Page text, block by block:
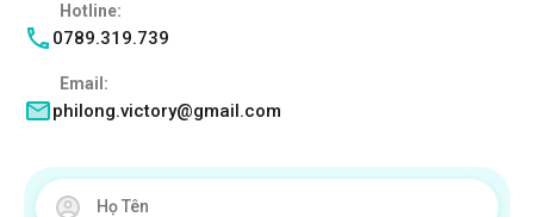
Hotline:
0789.319.739
Email:
philong.victory@gmail.com